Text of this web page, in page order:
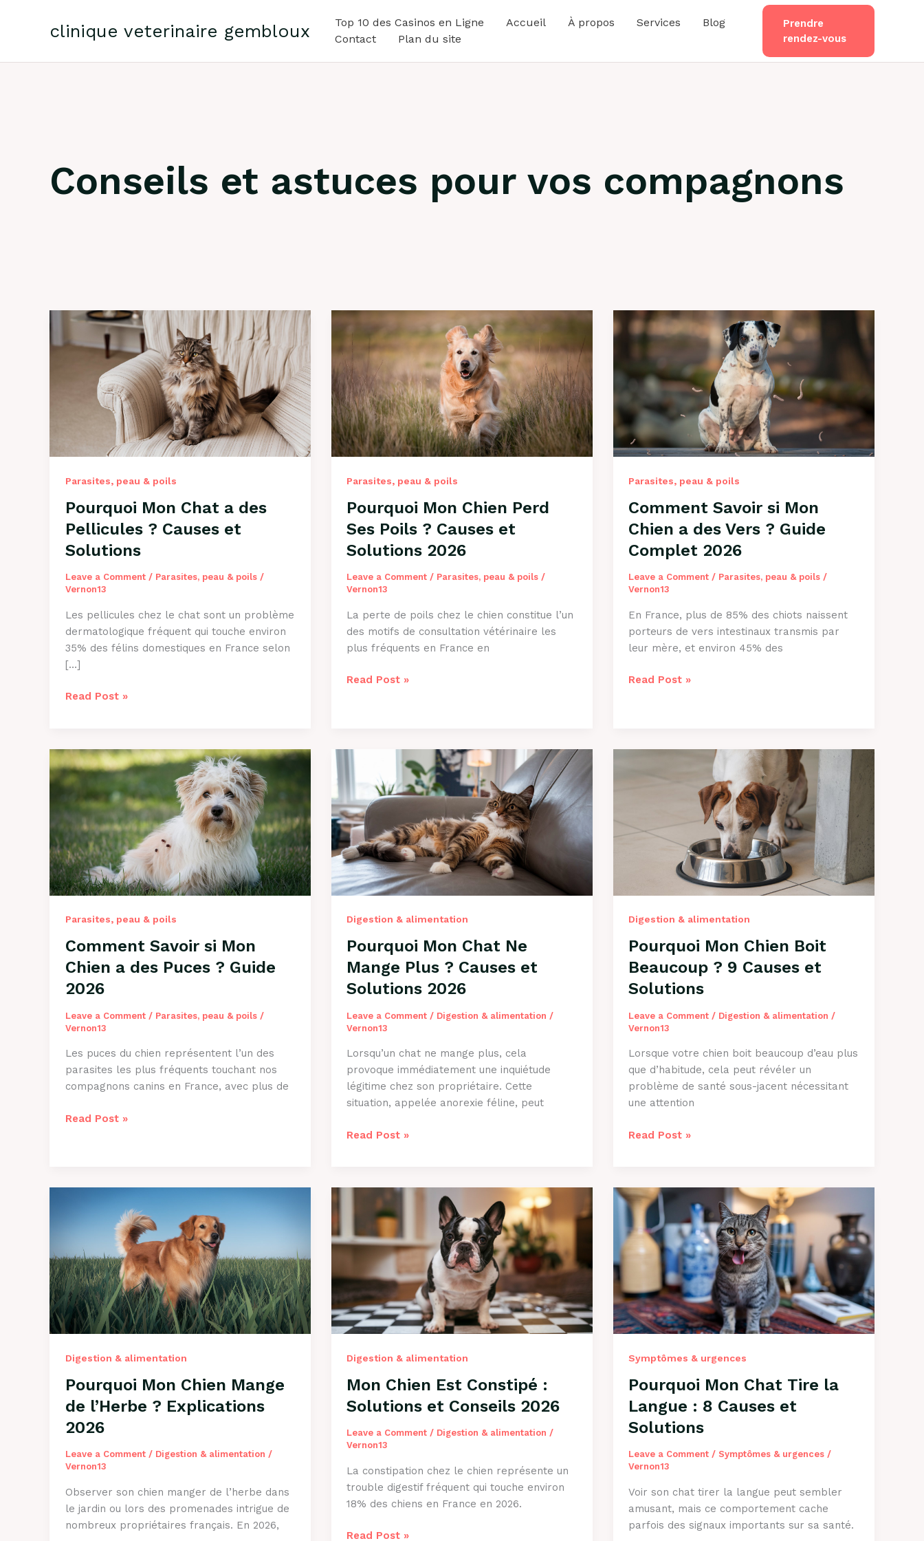
clinique veterinaire gembloux Top 10 des Casinos en Ligne Accueil À propos Services
Blog
Contact
Plan du site
Prendre
rendez-vous
Conseils et astuces pour vos compagnons
Parasites, peau & poils
Pourquoi Mon Chat a des
Pellicules ? Causes et
Solutions
Leave a Comment / Parasites, peau & poils/
Vernon13
Les pellicules chez le chat sont un problème
dermatologique fréquent qui touche environ
35% des félins domestiques en France selon
[…]
Pourquoi
des
Pellicules
Causes
Solutions
Read Post »
Parasites, peau & poils
Pourquoi Mon Chien Perd
Ses Poils ? Causes et
Solutions 2026
Leave a Comment / Parasites, peau & poils /
Vernon13
La perte de poils chez le chien constitue l’un
des motifs de consultation vétérinaire les
plus fréquents en France en
Pourquoi
Causes
et
Solutions
2026
Read Post »
Parasites, peau & poils
Comment Savoir si Mon
Chien a des Vers ? Guide
Complet 2026
Leave a Comment / Parasites, peau & poils /
Vernon13
En France, plus de 85% des chiots naissent
porteurs de vers intestinaux transmis par
leur mère, et environ 45% des
Comment
Guide
Complet
Read Post »
Parasites, peau & poils
Comment Savoir si Mon
Chien a des Puces ? Guide
2026
Leave a Comment / Parasites, peau & poils/
Vernon13
Les puces du chien représentent l’un des
parasites les plus fréquents touchant nos
compagnons canins en France, avec plus de
Comment
Guide
2026
Read Post »
Digestion & alimentation
Pourquoi Mon Chat Ne
Mange Plus ? Causes et
Solutions 2026
Leave a Comment / Digestion & alimentation /
Vernon13
Lorsqu’un chat ne mange plus, cela
provoque immédiatement une inquiétude
légitime chez son propriétaire. Cette
situation, appelée anorexie féline, peut
Pourquoi
Mange
?
Causes
Solutions
2026
Read Post »
Digestion & alimentation
Pourquoi Mon Chien Boit
Beaucoup ? 9 Causes et
Solutions
Leave a Comment / Digestion & alimentation /
Vernon13
Lorsque votre chien boit beaucoup d’eau plus
que d’habitude, cela peut révéler un
problème de santé sous-jacent nécessitant
une attention
Pourquoi
Beaucoup
?
9
Causes
Solutions
Read Post »
Digestion & alimentation
Pourquoi Mon Chien Mange
de l’Herbe ? Explications
2026
Leave a Comment / Digestion & alimentation /
Vernon13
Observer son chien manger de l’herbe dans
le jardin ou lors des promenades intrigue de
nombreux propriétaires français. En 2026,
Digestion & alimentation
Mon Chien Est Constipé :
Solutions et Conseils 2026
Leave a Comment / Digestion & alimentation /
Vernon13
La constipation chez le chien représente un
trouble digestif fréquent qui touche environ
18% des chiens en France en 2026.
Mon
Read Post »
Symptômes & urgences
Pourquoi Mon Chat Tire la
Langue : 8 Causes et
Solutions
Leave a Comment /Symptômes & urgences /
Vernon13
Voir son chat tirer la langue peut sembler
amusant, mais ce comportement cache
parfois des signaux importants sur sa santé.